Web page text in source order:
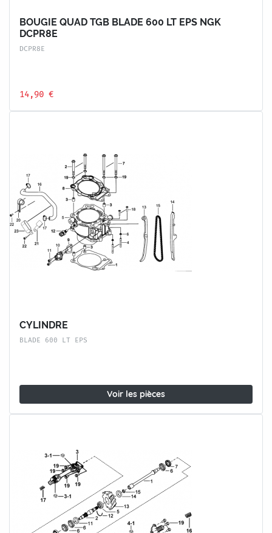
BOUGIE QUAD TGB BLADE 600 LT EPS NGK
DCPR8E
DCPR8E
14,90 €
CYLINDRE
BLADE 600 LT EPS
Voir les pièces